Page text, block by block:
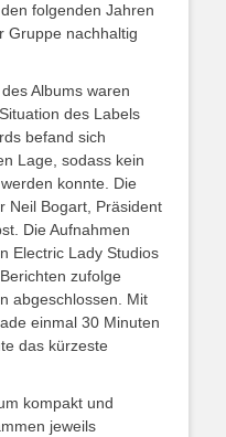
folgenden Jahren
Gruppe nachhaltig
Albums waren
des Labels
befand sich
Lage, sodass kein
konnte. Die
Neil Bogart, Präsident
Die Aufnahmen
Electric Lady Studios
zufolge
abgeschlossen. Mit
einmal 30 Minuten
das kürzeste
kompakt und
jeweils